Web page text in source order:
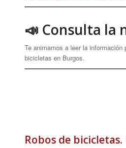
📣 Consulta la
Te animamos a leer la
bicicletas en Burgos.
Robos de